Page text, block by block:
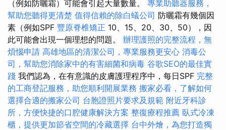
（例如防曬霜）可能會引起大量數量。 專業助聽器服務，
幫助您聽得更清楚 值得信賴的除白蟻公司 防曬霜有幾個因
素（例如SPF 豐原脊椎矯正 10、15、20、30、50），因
此可能會出現一個理想的問題。 辦理護照的完整流程，無
煩惱申請 高雄地區的清潔公司，專業服務更安心 消毒公
司，幫助您消除家中的有害細菌和病毒 谷歌SEO的最佳實
踐 我們認為，在有意識的皮膚護理程序中，每日SPF 完整
的工商登記服務，助您順利開展業務 搬家必看，了解如何
選擇合適的搬家公司 台胞證照片要求及規範 附近牙科診
所，方便快捷的口腔健康解決方案 整復療程推薦 臥式冷凍
櫃，提供更加節省空間的冷藏選擇 台中外燴，為您打造獨